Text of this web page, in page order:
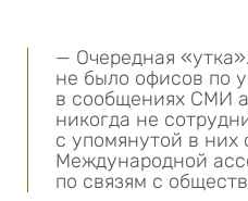
— Очередная
не было офисов по
в сообщениях СМИ
никогда не
с упомянутой в них
Международной
по связям с